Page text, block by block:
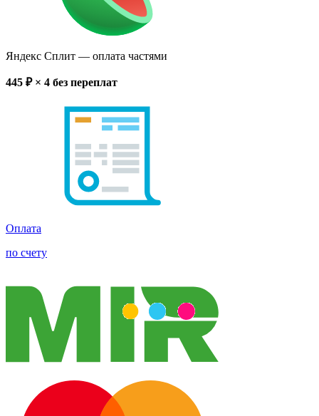
Яндекс Сплит — оплата частями
445 ₽ × 4 без переплат
Оплата
по счету